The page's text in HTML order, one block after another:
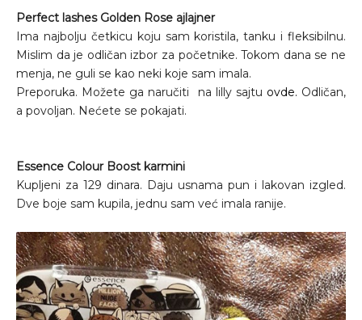
Perfect lashes Golden Rose ajlajner
Ima najbolju četkicu koju sam koristila, tanku i fleksibilnu.
Mislim da je odličan izbor za početnike. Tokom dana se ne
menja, ne guli se kao neki koje sam imala.
Preporuka. Možete ga naručiti na lilly sajtu ovde. Odličan,
a povoljan. Nećete se pokajati.
Essence Colour Boost karmini
Kupljeni za 129 dinara. Daju usnama pun i lakovan izgled.
Dve boje sam kupila, jednu sam već imala ranije.